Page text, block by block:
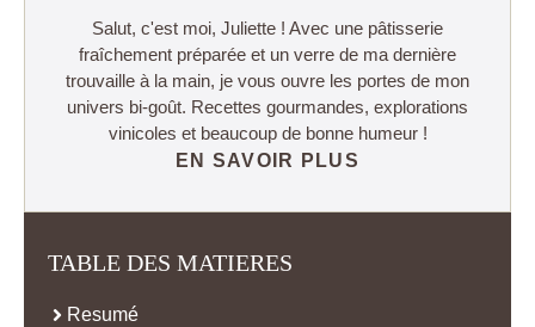
Salut, c'est moi, Juliette ! Avec une pâtisserie
fraîchement préparée et un verre de ma dernière
trouvaille à la main, je vous ouvre les portes de mon
univers bi-goût. Recettes gourmandes, explorations
vinicoles et beaucoup de bonne humeur !
EN SAVOIR PLUS
TABLE DES MATIERES
Resumé